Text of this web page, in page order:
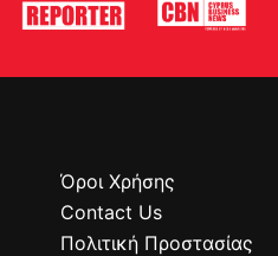
Όροι Χρήσης
Contact Us
Πολιτική Προστασίας